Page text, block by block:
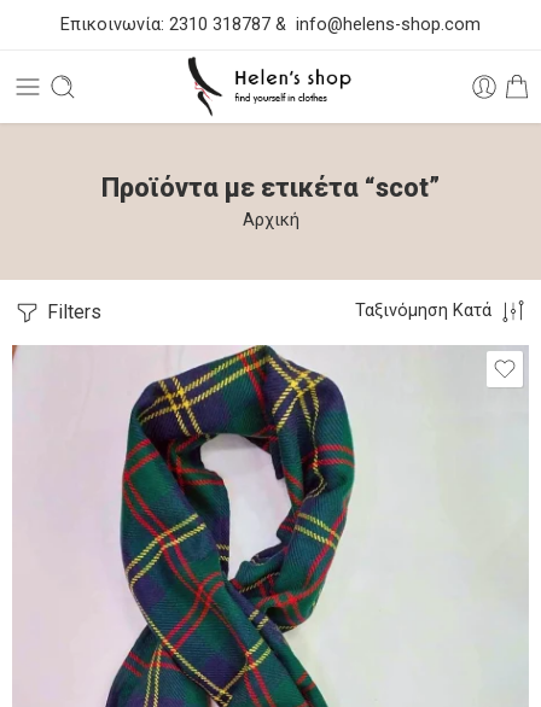
Επικοινωνία: 2310 318787 & info@helens-shop.com
Προϊόντα με ετικέτα “scot”
Αρχική
Filters Ταξινόμηση Κατά